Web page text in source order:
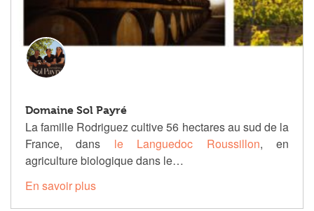
Domaine Sol Payré
La famille Rodriguez cultive 56 hectares au sud de la
France, dans le Languedoc Roussillon, en
agriculture biologique dans le…
En savoir plus